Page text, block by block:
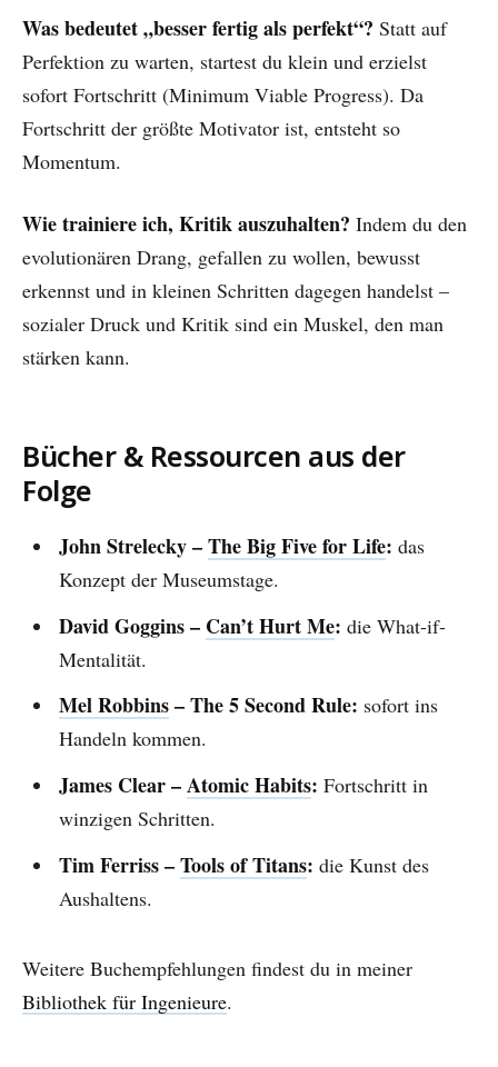
Was bedeutet „besser fertig als perfekt“? Statt auf
Perfektion zu warten, startest du klein und erzielst
sofort Fortschritt (Minimum Viable Progress). Da
Fortschritt der größte Motivator ist, entsteht so
Momentum.
Wie trainiere ich, Kritik auszuhalten? Indem du den
evolutionären Drang, gefallen zu wollen, bewusst
erkennst und in kleinen Schritten dagegen handelst –
sozialer Druck und Kritik sind ein Muskel, den man
stärken kann.
Bücher & Ressourcen aus der
Folge
John Strelecky –The Big Five for Life: das
Konzept der Museumstage.
David Goggins – Can’t Hurt Me: die What-if-
Mentalität.
Mel Robbins– The 5 Second Rule: sofort ins
Handeln kommen.
James Clear –Atomic Habits: Fortschritt in
winzigen Schritten.
Tim Ferriss –Tools of Titans: die Kunst des
Aushaltens.
Weitere Buchempfehlungen findest du in meiner
Bibliothek für Ingenieure.